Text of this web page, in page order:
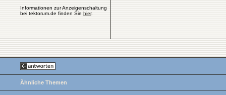
Informationen zur Anzeigenschaltung
bei tektorum.de finden Sie hier.
Ähnliche Themen